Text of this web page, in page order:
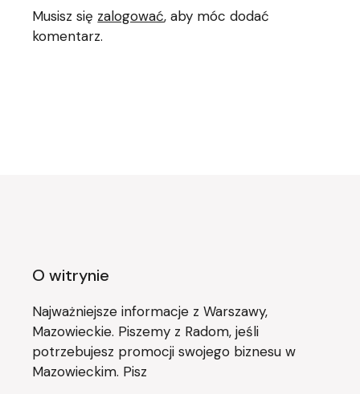
Musisz się zalogować, aby móc dodać
komentarz.
O witrynie
Najważniejsze informacje z Warszawy,
Mazowieckie. Piszemy z Radom, jeśli
potrzebujesz promocji swojego biznesu w
Mazowieckim. Pisz